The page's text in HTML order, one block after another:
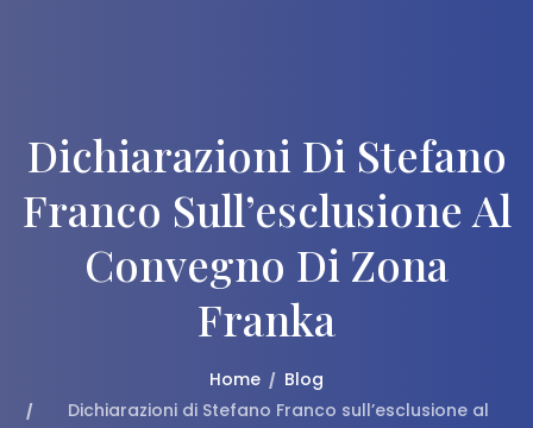
Dichiarazioni Di Stefano
Franco Sull’esclusione Al
Convegno Di Zona
Franka
Home
Blog
Dichiarazioni di Stefano Franco sull’esclusione al